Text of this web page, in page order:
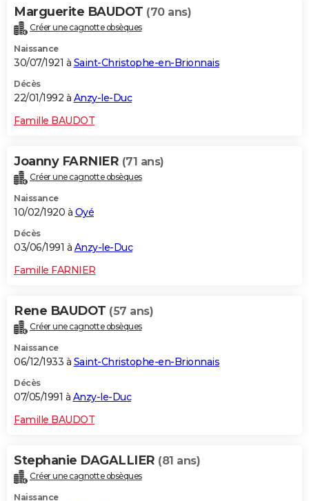
Marguerite BAUDOT (70 ans)
Créer une cagnotte obsèques
Naissance
30/07/1921 à Saint-Christophe-en-Brionnais
Décès
22/01/1992 à Anzy-le-Duc
Famille BAUDOT
Joanny FARNIER (71 ans)
Créer une cagnotte obsèques
Naissance
10/02/1920 à Oyé
Décès
03/06/1991 à Anzy-le-Duc
Famille FARNIER
Rene BAUDOT (57 ans)
Créer une cagnotte obsèques
Naissance
06/12/1933 à Saint-Christophe-en-Brionnais
Décès
07/05/1991 à Anzy-le-Duc
Famille BAUDOT
Stephanie DAGALLIER (81 ans)
Créer une cagnotte obsèques
Naissance